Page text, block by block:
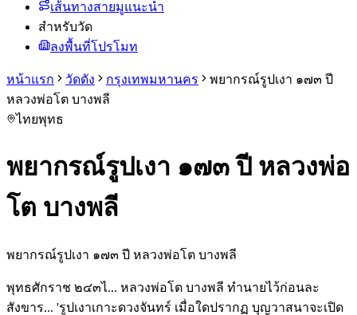
เส้นทางสายมูแนะนำ
สำหรับวัด
ลงพื้นที่โปรโมท
หน้าแรก วัดดัง กรุงเทพมหานคร
พยากรณ์รูปเงา ๑๗๓ ปี
หลวงพ่อโต บางพลี
ไทยพุทธ
พยากรณ์รูปเงา ๑๗๓ ปี หลวงพ่อ
โต บางพลี
พยากรณ์รูปเงา ๑๗๓ ปี หลวงพ่อโต บางพลี
พุทธศักราช ๒๔๓ไ... หลวงพ่อโต บางพลี ทำนายไว้ก่อนละ
สังขาร... 'รูปเงาเกาะดวงจันทร์ เมื่อใดปรากฏ บุญวาสนาจะเปิด